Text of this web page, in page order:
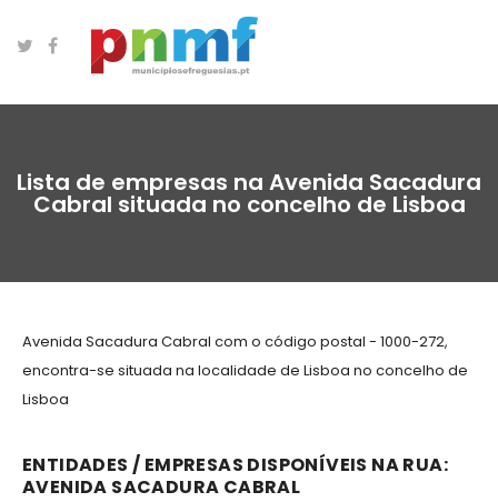
Lista de empresas na Avenida Sacadura
Cabral situada no concelho de Lisboa
Avenida Sacadura Cabral com o código postal - 1000-272,
encontra-se situada na localidade de Lisboa no concelho de
Lisboa
ENTIDADES / EMPRESAS DISPONÍVEIS NA RUA:
AVENIDA SACADURA CABRAL